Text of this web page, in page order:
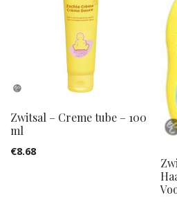
Zwitsal – Creme tube – 100
ml
€8.68